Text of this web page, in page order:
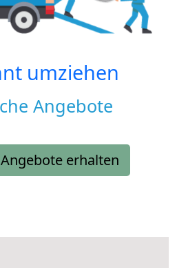
umziehen
Angebote
erhalten